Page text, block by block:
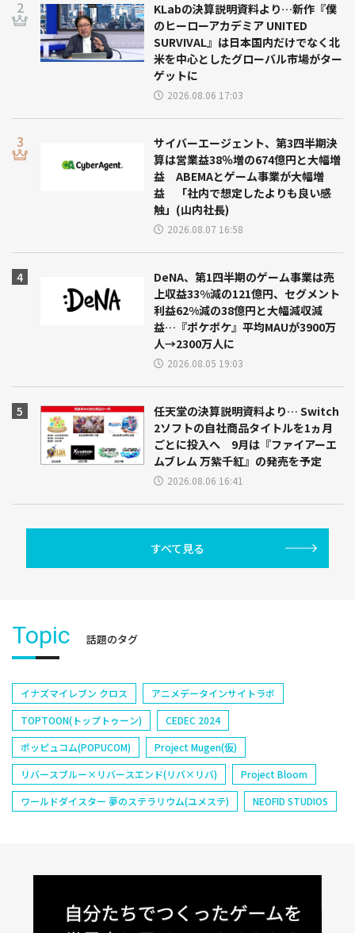
KLabの決算説明資料より…新作『僕
のヒーローアカデミア UNITED
SURVIVAL』は日本国内だけでなく北
米を中心としたグローバル市場がター
ゲットに
2026.08.06 17:03
サイバーエージェント、第3四半期決
算は営業益38％増の674億円と大幅増
益 ABEMAとゲーム事業が大幅増
益 「社内で想定したよりも良い感
触」(山内社長)
2026.08.07 16:58
DeNA、第1四半期のゲーム事業は売
上収益33%減の121億円、セグメント
利益62%減の38億円と大幅減収減
益…『ポケポケ』平均MAUが3900万
人→2300万人に
2026.08.05 19:03
任天堂の決算説明資料より… Switch
2ソフトの自社商品タイトルを1ヵ月
ごとに投入へ 9月は『ファイアーエ
ムブレム 万紫千紅』の発売を予定
2026.08.06 16:41
すべて見る
Topic 話題のタグ
イナズマイレブン クロス
アニメデータインサイトラボ
TOPTOON(トップトゥーン)
CEDEC 2024
ポッピュコム(POPUCOM)
Project Mugen(仮)
リバースブルー×リバースエンド(リバ×リバ)
Project Bloom
ワールドダイスター 夢のステラリウム(ユメステ)
NEOFID STUDIOS